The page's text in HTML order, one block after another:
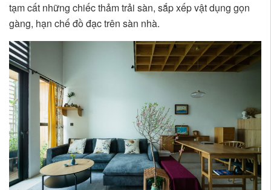
tạm cất những chiếc thảm trải sàn, sắp xếp vật dụng gọn
gàng, hạn chế đồ đạc trên sàn nhà.